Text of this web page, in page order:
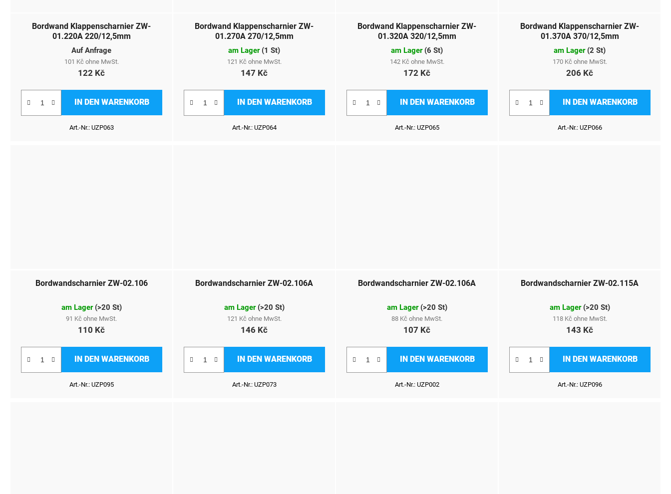
Bordwand Klappenscharnier ZW-
01.220A 220/12,5mm
Auf Anfrage
101 Kč ohne MwSt.
122 Kč
IN DEN WARENKORB
Art.-Nr.: UZP063
Bordwand Klappenscharnier ZW-
01.270A 270/12,5mm
am Lager (1 St)
121 Kč ohne MwSt.
147 Kč
IN DEN WARENKORB
Art.-Nr.: UZP064
Bordwand Klappenscharnier ZW-
01.320A 320/12,5mm
am Lager (6 St)
142 Kč ohne MwSt.
172 Kč
IN DEN WARENKORB
Art.-Nr.: UZP065
Bordwand Klappenscharnier ZW-
01.370A 370/12,5mm
am Lager (2 St)
170 Kč ohne MwSt.
206 Kč
IN DEN WARENKORB
Art.-Nr.: UZP066
Bordwandscharnier ZW-02.106
am Lager (>20 St)
91 Kč ohne MwSt.
110 Kč
IN DEN WARENKORB
Art.-Nr.: UZP095
Bordwandscharnier ZW-02.106A
am Lager (>20 St)
121 Kč ohne MwSt.
146 Kč
IN DEN WARENKORB
Art.-Nr.: UZP073
Bordwandscharnier ZW-02.106A
am Lager (>20 St)
88 Kč ohne MwSt.
107 Kč
IN DEN WARENKORB
Art.-Nr.: UZP002
Bordwandscharnier ZW-02.115A
am Lager (>20 St)
118 Kč ohne MwSt.
143 Kč
IN DEN WARENKORB
Art.-Nr.: UZP096